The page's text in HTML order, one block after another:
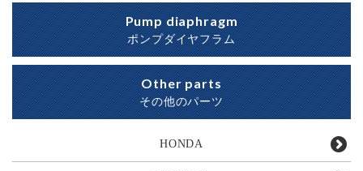
Pump diaphragm
ポンプダイヤフラム
Other parts
その他のパーツ
HONDA